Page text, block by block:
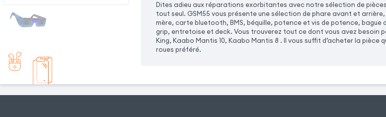
Dites adieu aux réparations exorbitantes avec notre sélection de
tout seul. GSM55 vous présente une sélection de phare avant et
mère, carte bluetooth, BMS, béquille, potence et vis de potence,
grip, entretoise et deck. Vous trouverez tout ce dont vous avez
King, Kaabo Mantis 10, Kaabo Mantis 8 . Il vous suffit d’acheter la
roues préféré.